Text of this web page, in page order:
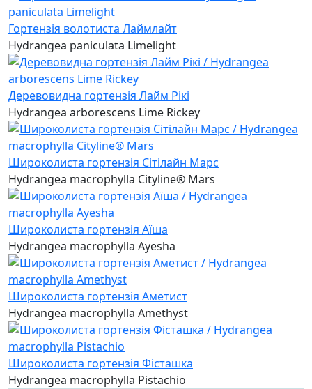
Гортензія волотиста Лаймлайт
Hydrangea paniculata Limelight
Деревовидна гортензія Лайм Рікі
Hydrangea arborescens Lime Rickey
Широколиста гортензія Сітілайн Марс
Hydrangea macrophylla Cityline® Mars
Широколиста гортензія Аїша
Hydrangea macrophylla Ayesha
Широколиста гортензія Аметист
Hydrangea macrophylla Amethyst
Широколиста гортензія Фісташка
Hydrangea macrophylla Pistachio